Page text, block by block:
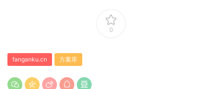
0
fanganku.cn 方案库